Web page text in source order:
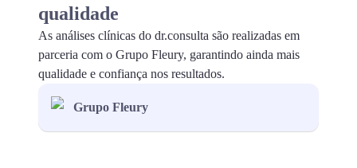
qualidade
As análises clínicas do dr.consulta são realizadas em
parceria com o Grupo Fleury, garantindo ainda mais
qualidade e confiança nos resultados.
Grupo Fleury